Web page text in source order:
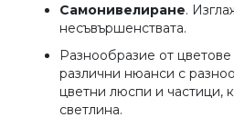
Самонивелиране.
несъвършенствата.
Разнообразие от
различни нюанси с
цветни люспи и частици,
светлина.